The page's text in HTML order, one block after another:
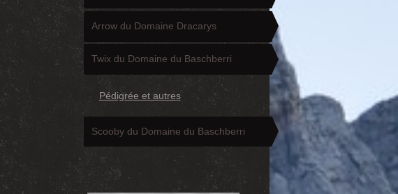
Arrow du Domaine Dracarys
Twix du Domaine du Baschberri
Pédigrée et autres
Scooby du Domaine du Baschberri